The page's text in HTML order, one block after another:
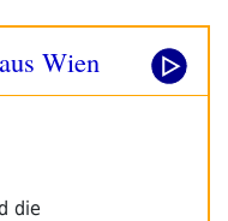
Wien
die